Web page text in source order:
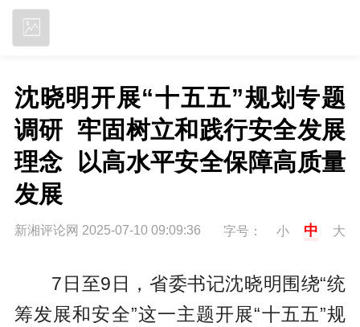
沈晓明开展“十五五”规划专题
调研  牢固树立和践行安全发展
理念  以高水平安全保障高质量
发展
新湘评论网 2025-07-10 09:09:36 字号： 小 中 大
7日至9日，省委书记沈晓明围绕“统
筹发展和安全”这一主题开展“十五五”规